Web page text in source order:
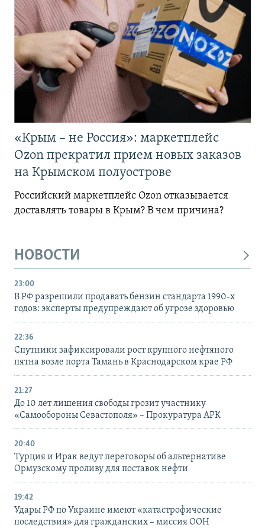
«Крым – не Россия»: маркетплейс
Ozon прекратил прием новых заказов
на Крымском полуострове
Российский маркетплейс Ozon отказывается
доставлять товары в Крым? В чем причина?
НОВОСТИ
23:00
В РФ разрешили продавать бензин стандарта 1990-х
годов: эксперты предупреждают об угрозе здоровью
22:36
Спутники зафиксировали рост крупного нефтяного
пятна возле порта Тамань в Краснодарском крае РФ
21:27
До 10 лет лишения свободы грозит участнику
«Самообороны Севастополя» – Прокуратура АРК
20:40
Турция и Ирак ведут переговоры об альтернативе
Ормузскому проливу для поставок нефти
19:42
Удары РФ по Украине имеют «катастрофические
последствия» для гражданских – миссия ООН